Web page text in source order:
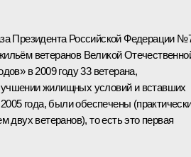
Президента Российской Федерации
ветеранов Великой
в 2009 году 33 ветерана,
жилищных условий и вставших
года, были обеспечены
двух ветеранов), то есть это первая